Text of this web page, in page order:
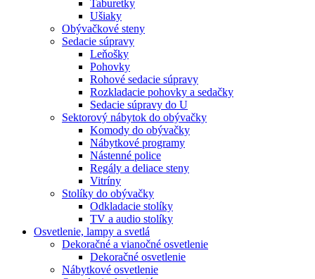
Taburetky
Ušiaky
Obývačkové steny
Sedacie súpravy
Leňošky
Pohovky
Rohové sedacie súpravy
Rozkladacie pohovky a sedačky
Sedacie súpravy do U
Sektorový nábytok do obývačky
Komody do obývačky
Nábytkové programy
Nástenné police
Regály a deliace steny
Vitríny
Stolíky do obývačky
Odkladacie stolíky
TV a audio stolíky
Osvetlenie, lampy a svetlá
Dekoračné a vianočné osvetlenie
Dekoračné osvetlenie
Nábytkové osvetlenie